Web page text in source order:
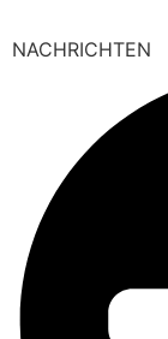
NACHRICHTEN